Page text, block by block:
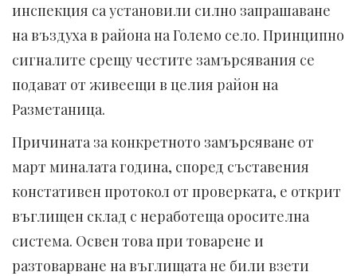
инспекция са установили силно запрашаване
на въздуха в района на Големо село. Принципно
сигналите срещу честите замърсявания се
подават от живеещи в целия район на
Разметаницa.
Причината за конкретното замърсяване от
март миналата година, според съставения
констативен протокол от проверката, е открит
въглищен склад с неработеща оросителна
система. Освен това при товарене и
разтоварване на въглищата не били взети